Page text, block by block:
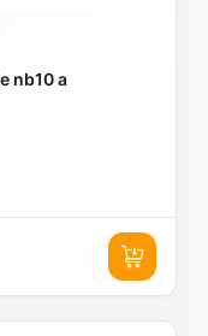
nb10 a